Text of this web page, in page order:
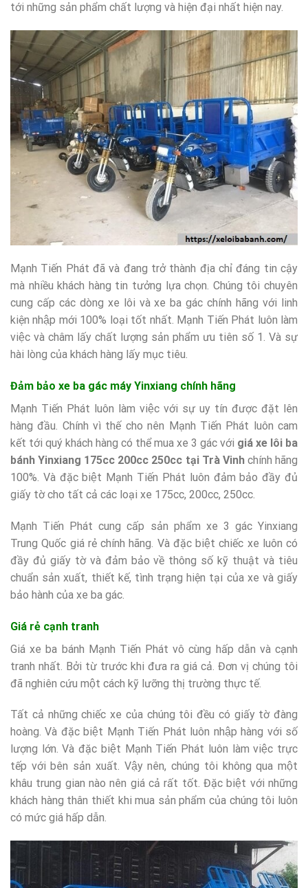
tới những sản phẩm chất lượng và hiện đại nhất hiện nay.
Mạnh Tiến Phát đã và đang trở thành địa chỉ đáng tin cậy
mà nhiều khách hàng tin tưởng lựa chọn. Chúng tôi chuyên
cung cấp các dòng xe lôi và xe ba gác chính hãng với linh
kiện nhập mới 100% loại tốt nhất. Mạnh Tiến Phát luôn làm
việc và châm lấy chất lượng sản phẩm ưu tiên số 1. Và sự
hài lòng của khách hàng lấy mục tiêu.
Đảm bảo xe ba gác máy Yinxiang chính hãng
Mạnh Tiến Phát luôn làm việc với sự uy tín được đặt lên
hàng đầu. Chính vì thế cho nên Mạnh Tiến Phát luôn cam
kết tới quý khách hàng có thể mua xe 3 gác với giá xe lôi ba
bánh Yinxiang 175cc 200cc 250cc tại Trà Vinhchính hãng
100%. Và đặc biệt Mạnh Tiến Phát luôn đảm bảo đầy đủ
giấy tờ cho tất cả các loại xe 175cc, 200cc, 250cc.
Mạnh Tiến Phát cung cấp sản phẩm xe 3 gác Yinxiang
Trung Quốc giá rẻ chính hãng. Và đặc biệt chiếc xe luôn có
đầy đủ giấy tờ và đảm bảo về thông số kỹ thuật và tiêu
chuẩn sản xuất, thiết kế, tình trạng hiện tại của xe và giấy
bảo hành của xe ba gác.
Giá rẻ cạnh tranh
Giá xe ba bánh Mạnh Tiến Phát vô cùng hấp dẫn và cạnh
tranh nhất. Bởi từ trước khi đưa ra giá cả. Đơn vị chúng tôi
đã nghiên cứu một cách kỹ lưỡng thị trường thực tế.
Tất cả những chiếc xe của chúng tôi đều có giấy tờ đàng
hoàng. Và đặc biệt Mạnh Tiến Phát luôn nhập hàng với số
lượng lớn. Và đặc biệt Mạnh Tiến Phát luôn làm việc trực
tếp với bên sản xuất. Vậy nên, chúng tôi không qua một
khâu trung gian nào nên giá cả rất tốt. Đặc biệt với những
khách hàng thân thiết khi mua sản phẩm của chúng tôi luôn
có mức giá hấp dẫn.